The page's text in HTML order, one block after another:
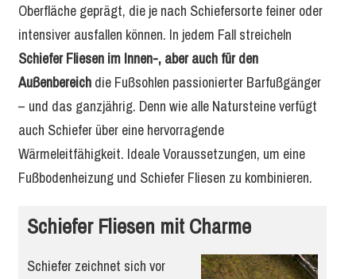
Oberfläche geprägt, die je nach Schiefersorte feiner oder
intensiver ausfallen können. In jedem Fall streicheln
Schiefer Fliesen im Innen-, aber auch für den
Außenbereich die Fußsohlen passionierter Barfußgänger
– und das ganzjährig. Denn wie alle Natursteine verfügt
auch Schiefer über eine hervorragende
Wärmeleitfähigkeit. Ideale Voraussetzungen, um eine
Fußbodenheizung und Schiefer Fliesen zu kombinieren.
Schiefer Fliesen mit Charme
Schiefer zeichnet sich vor